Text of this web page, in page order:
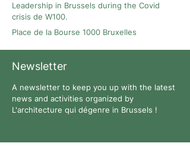
Leadership in Brussels during the Covid
crisis de W100.
Place de la Bourse 1000 Bruxelles
Newsletter
A newsletter to keep you up with the latest
news and activities organized by
L'architecture qui dégenre in Brussels !